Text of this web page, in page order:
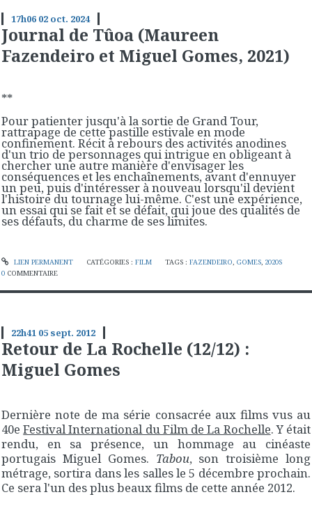
17h06 02 oct. 2024
Journal de Tûoa (Maureen
Fazendeiro et Miguel Gomes, 2021)
**
Pour patienter jusqu'à la sortie de Grand Tour,
rattrapage de cette pastille estivale en mode
confinement. Récit à rebours des activités anodines
d'un trio de personnages qui intrigue en obligeant à
chercher une autre manière d'envisager les
conséquences et les enchaînements, avant d'ennuyer
un peu, puis d'intéresser à nouveau lorsqu'il devient
l'histoire du tournage lui-même. C'est une expérience,
un essai qui se fait et se défait, qui joue des qualités de
ses défauts, du charme de ses limites.
LIEN PERMANENT CATÉGORIES : FILM TAGS :FAZENDEIRO, GOMES, 2020S
0 COMMENTAIRE
22h41 05 sept. 2012
Retour de La Rochelle (12/12) :
Miguel Gomes
Dernière note de ma série consacrée aux films vus au
40eFestival International du Film de La Rochelle. Y était
rendu, en sa présence, un hommage au cinéaste
portugais Miguel Gomes. Tabou, son troisième long
métrage, sortira dans les salles le 5 décembre prochain.
Ce sera l'un des plus beaux films de cette année 2012.